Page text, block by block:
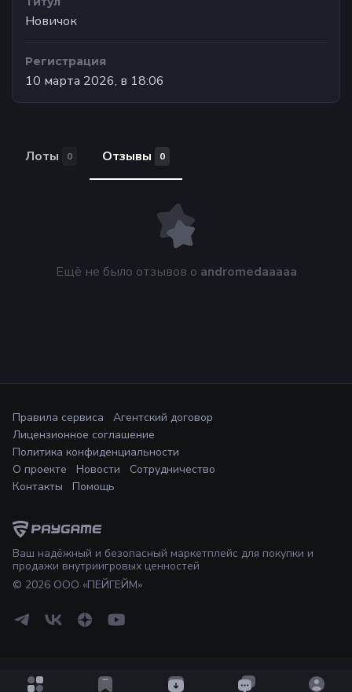
Новичок
Регистрация
10 марта 2026, в 18:06
Лоты 0 Отзывы 0
Ещё не было отзывов о andromedaaaaa
Ваш надёжный и безопасный маркетплейс для покупки и
продажи внутриигровых ценностей
© 2026 ООО «ПЕЙГЕЙМ»
Правила сервиса
Агентский договор
Лицензионное соглашение
Политика конфиденциальности
О проекте
Новости
Сотрудничество
Контакты
Помощь